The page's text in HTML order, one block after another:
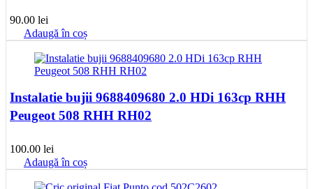
90.00 lei
Adaugă în coș
Instalatie bujii 9688409680 2.0 HDi 163cp RHH
Peugeot 508 RHH RH02
100.00 lei
Adaugă în coș